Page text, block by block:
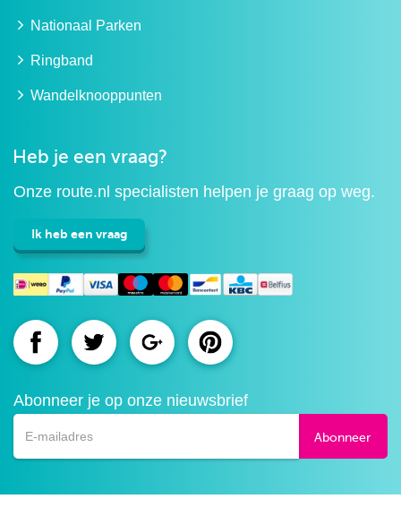
Nationaal Parken
Ringband
Wandelknooppunten
Heb je een vraag?
Onze route.nl specialisten helpen je graag op weg.
Ik heb een vraag
Route.nl
Facebook
Route.nlRoute.nlRoute.nl
Abonneer je op onze nieuwsbrief
Abonneer